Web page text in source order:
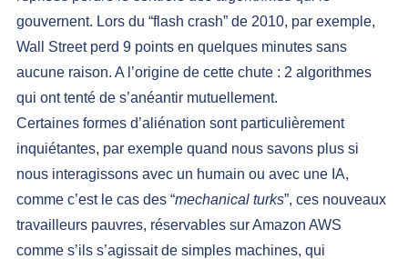
gouvernent. Lors du “flash crash” de 2010, par exemple,
Wall Street perd 9 points en quelques minutes sans
aucune raison. A l’origine de cette chute : 2 algorithmes
qui ont tenté de s’anéantir mutuellement.
Certaines formes d’aliénation sont particulièrement
inquiétantes, par exemple quand nous savons plus si
nous interagissons avec un humain ou avec une IA,
comme c’est le cas des “mechanical turks”, ces nouveaux
travailleurs pauvres, réservables sur Amazon AWS
comme s’ils s’agissait de simples machines, qui